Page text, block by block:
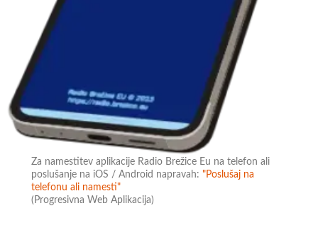
Za namestitev aplikacije Radio Brežice Eu na telefon ali
poslušanje na iOS / Android napravah:"Poslušaj na
telefonu ali namesti"
(Progresivna Web Aplikacija)